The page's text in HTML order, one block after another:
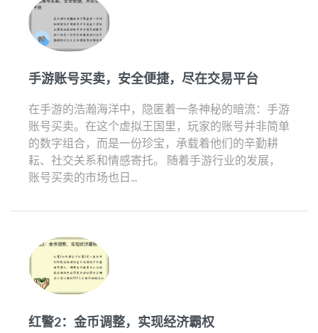
手游账号买卖，安全便捷，尽在交易平台
在手游的浩瀚海洋中，隐匿着一条神秘的暗流：手游
账号买卖。在这个虚拟王国里，玩家的账号并非简单
的数字组合，而是一份珍宝，承载着他们的辛勤耕
耘、社交关系和情感寄托。 随着手游行业的发展，
账号买卖的市场也日...
红警2：金币调整，实现经济霸权